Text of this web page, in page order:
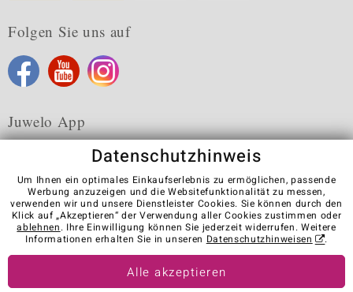
Folgen Sie uns auf
Juwelo App
Karriere AGB Datenschutz Cookies
Impressum
Kontakt
Vertrag widerrufen
Visit our stores in other countries:
Datenschutzhinweis
Um Ihnen ein optimales Einkaufserlebnis zu ermöglichen, passende
Werbung anzuzeigen und die Websitefunktionalität zu messen,
verwenden wir und unsere Dienstleister Cookies. Sie können durch den
Klick auf „Akzeptieren“ der Verwendung aller Cookies zustimmen oder
ablehnen. Ihre Einwilligung können Sie jederzeit widerrufen. Weitere
Informationen erhalten Sie in unseren Datenschutzhinweisen .
Alle akzeptieren